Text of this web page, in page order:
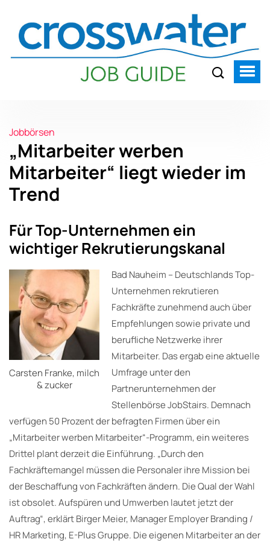
Jobbörsen
„Mitarbeiter werben
Mitarbeiter“ liegt wieder im
Trend
Für Top-Unternehmen ein
wichtiger Rekrutierungskanal
Carsten Franke, milch
& zucker
Bad Nauheim – Deutschlands Top-
Unternehmen rekrutieren
Fachkräfte zunehmend auch über
Empfehlungen sowie private und
berufliche Netzwerke ihrer
Mitarbeiter. Das ergab eine aktuelle
Umfrage unter den
Partnerunternehmen der
Stellenbörse JobStairs. Demnach
verfügen 50 Prozent der befragten Firmen über ein
„Mitarbeiter werben Mitarbeiter“-Programm, ein weiteres
Drittel plant derzeit die Einführung. „Durch den
Fachkräftemangel müssen die Personaler ihre Mission bei
der Beschaffung von Fachkräften ändern. Die Qual der Wahl
ist obsolet. Aufspüren und Umwerben lautet jetzt der
Auftrag“, erklärt Birger Meier, Manager Employer Branding /
HR Marketing, E-Plus Gruppe. Die eigenen Mitarbeiter an der